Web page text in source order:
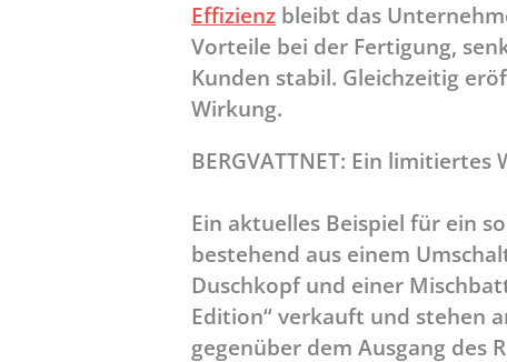
Effizienz bleibt das
Vorteile bei der Fertigung,
Kunden stabil. Gleichzeitig
Wirkung.
BERGVATTNET: Ein limitiertes
Ein aktuelles Beispiel für ein
bestehend aus einem
Duschkopf und einer
Edition“ verkauft und stehen
gegenüber dem Ausgang des